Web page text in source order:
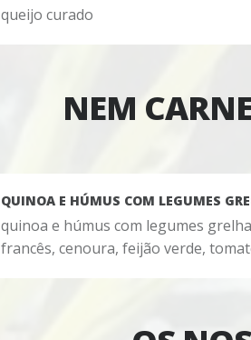
queijo curado
NEM
QUINOA E HÚMUS COM LEGUMES
quinoa e húmus com legumes
francês, cenoura, feijão verde,